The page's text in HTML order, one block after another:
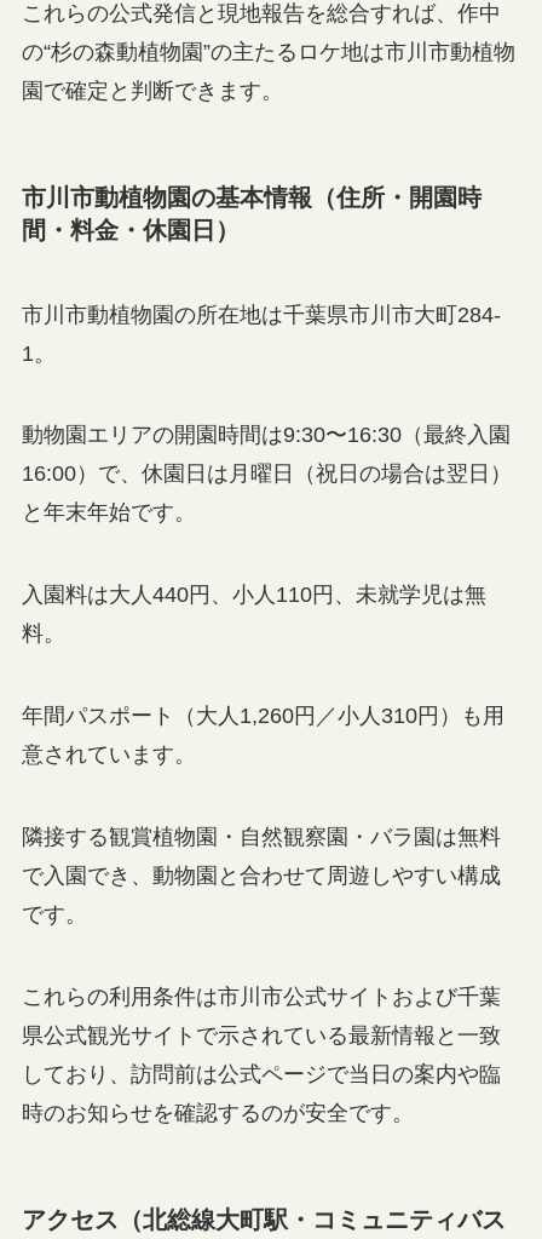
これらの公式発信と現地報告を総合すれば、作中
の“杉の森動植物園”の主たるロケ地は市川市動植物
園で確定と判断できます。
市川市動植物園の基本情報（住所・開園時
間・料金・休園日）
市川市動植物園の所在地は千葉県市川市大町284-
1。
動物園エリアの開園時間は9:30〜16:30（最終入園
16:00）で、休園日は月曜日（祝日の場合は翌日）
と年末年始です。
入園料は大人440円、小人110円、未就学児は無
料。
年間パスポート（大人1,260円／小人310円）も用
意されています。
隣接する観賞植物園・自然観察園・バラ園は無料
で入園でき、動物園と合わせて周遊しやすい構成
です。
これらの利用条件は市川市公式サイトおよび千葉
県公式観光サイトで示されている最新情報と一致
しており、訪問前は公式ページで当日の案内や臨
時のお知らせを確認するのが安全です。
アクセス（北総線大町駅・コミュニティバス